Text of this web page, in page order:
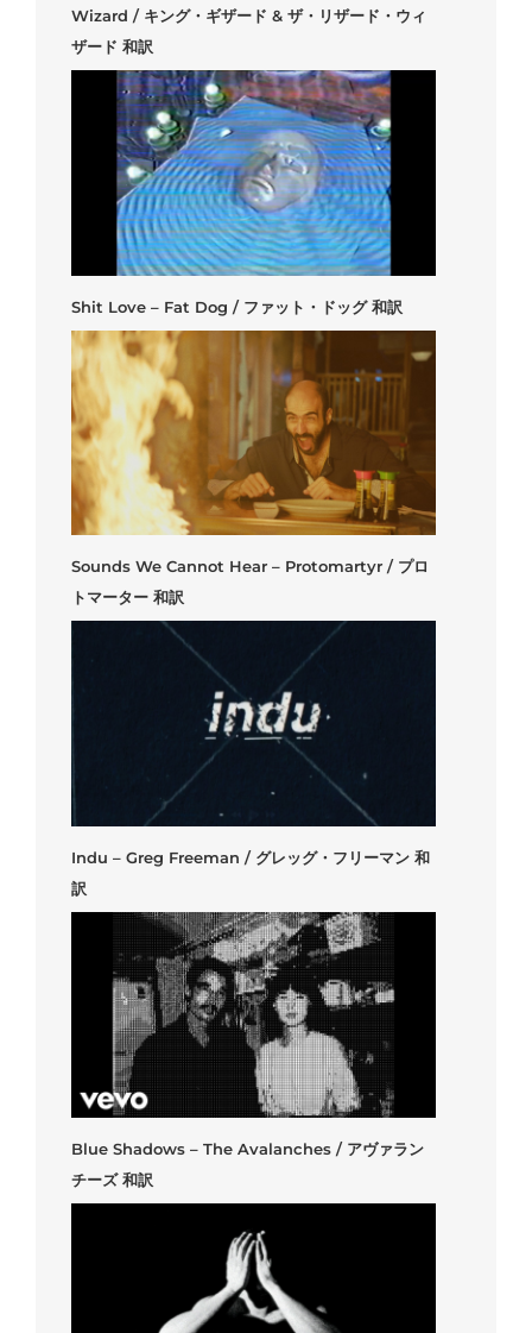
Wizard / キング・ギザード & ザ・リザード・ウィ
ザード 和訳
Shit Love – Fat Dog / ファット・ドッグ 和訳
Sounds We Cannot Hear – Protomartyr / プロ
トマーター 和訳
Indu – Greg Freeman / グレッグ・フリーマン 和
訳
Blue Shadows – The Avalanches / アヴァラン
チーズ 和訳